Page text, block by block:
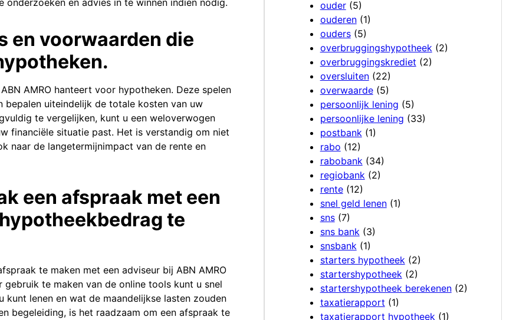
en advies in te winnen indien nodig.
en voorwaarden die
AMRO hanteert voor hypotheken. Deze spelen
bepalen uiteindelijk de totale kosten van uw
te vergelijken, kunt u een weloverwogen
financiële situatie past. Het is verstandig om niet
naar de langetermijnimpact van de rente en
een afspraak met een
te
te maken met een adviseur bij ABN AMRO
te maken van de online tools kunt u snel
lenen en wat de maandelijkse lasten zouden
begeleiding, is het raadzaam om een afspraak te
ouder(5)
ouderen(1)
ouders(5)
overbruggingshypotheek(2)
overbruggingskrediet (2)
oversluiten(22)
overwaarde(5)
persoonlijk lening (5)
persoonlijke lening (33)
postbank(1)
rabo (12)
rabobank(34)
regiobank(2)
rente(12)
snel geld lenen(1)
sns(7)
sns bank(3)
snsbank(1)
starters hypotheek(2)
startershypotheek(2)
startershypotheek berekenen(2)
taxatierapport (1)
taxatierapport hypotheek(1)